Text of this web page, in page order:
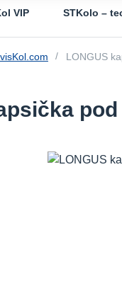
VIP STKolo –
LONGUS